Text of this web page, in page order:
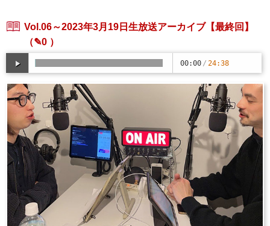
Vol.06～2023年3月19日生放送アーカイブ【最終回】
（✎0 ）
00:00 / 24:38